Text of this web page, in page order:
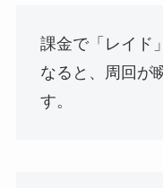
課金で「レイド
なると、周回が
す。